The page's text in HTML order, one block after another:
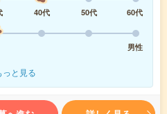
40代 50代
60代
男性
っと見る